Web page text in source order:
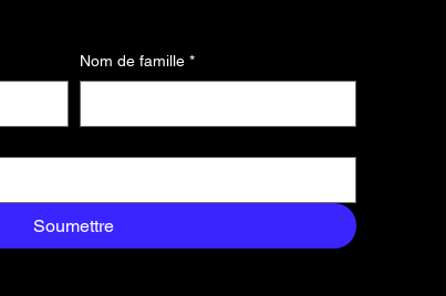
Nom de famille *
Soumettre